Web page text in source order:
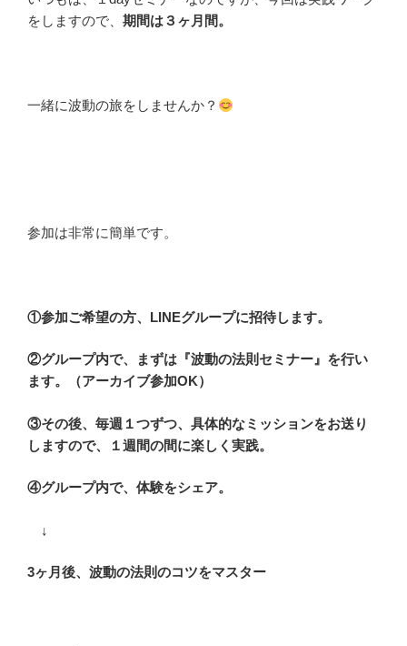
をしますので、 期間は３ヶ月間。
一緒に波動の旅をしませんか？
参加は非常に簡単です。
①参加ご希望の方、LINEグループに招待します。
②グループ内で、まずは『波動の法則セミナー』を行い
ます。（アーカイブ参加OK）
③その後、毎週１つずつ、具体的なミッションをお送り
しますので、１週間の間に楽しく実践。
④グループ内で、体験をシェア。
↓
3ヶ月後、波動の法則のコツをマスター